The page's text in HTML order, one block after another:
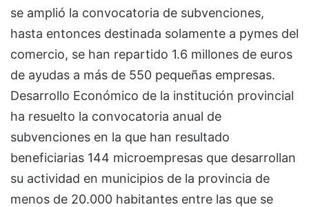
se amplió la convocatoria de subvenciones,
hasta entonces destinada solamente a pymes del
comercio, se han repartido 1.6 millones de euros
de ayudas a más de 550 pequeñas empresas.
Desarrollo Económico de la institución provincial
ha resuelto la convocatoria anual de
subvenciones en la que han resultado
beneficiarias 144 microempresas que desarrollan
su actividad en municipios de la provincia de
menos de 20.000 habitantes entre las que se